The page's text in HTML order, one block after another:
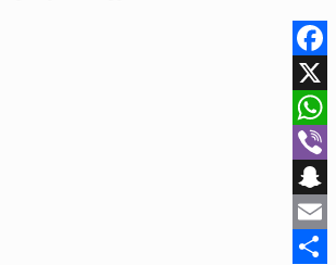
Facebook
X
WhatsApp
Viber
Snapchat
Email